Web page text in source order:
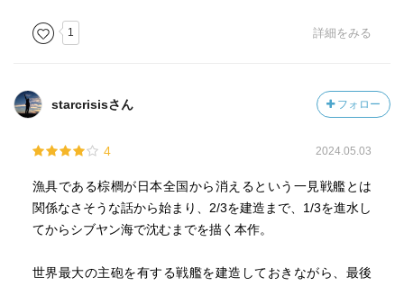
客観的で冷徹な人間への諦観を含んだ観察眼が吉村作品の
結論、やっぱり吉村昭作品最高！
1 詳細をみる
starcrisisさん フォロー
4 2024.05.03
漁具である棕櫚が日本全国から消えるという一見戦艦とは
関係なさそうな話から始まり、2/3を建造まで、1/3を進水し
てからシブヤン海で沈むまでを描く本作。
世界最大の主砲を有する戦艦を建造しておきながら、最後